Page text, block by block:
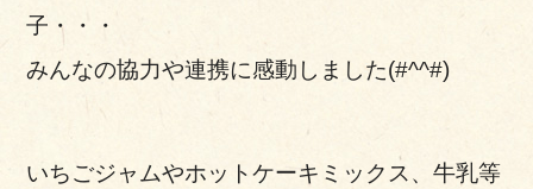
子・・・
みんなの協力や連携に感動しました(#^^#)
いちごジャムやホットケーキミックス、牛乳等